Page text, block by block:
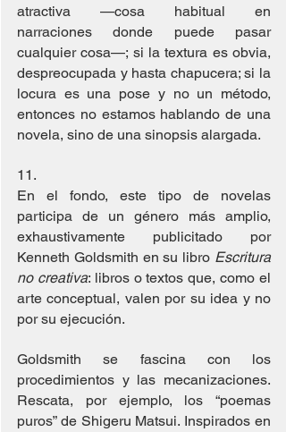
atractiva —cosa habitual en
narraciones donde puede pasar
cualquier cosa—; si la textura es obvia,
despreocupada y hasta chapucera; si la
locura es una pose y no un método,
entonces no estamos hablando de una
novela, sino de una sinopsis alargada.
11.
En el fondo, este tipo de novelas
participa de un género más amplio,
exhaustivamente publicitado por
Kenneth Goldsmith en su libro Escritura
no creativa: libros o textos que, como el
arte conceptual, valen por su idea y no
por su ejecución.
Goldsmith se fascina con los
procedimientos y las mecanizaciones.
Rescata, por ejemplo, los “poemas
puros” de Shigeru Matsui. Inspirados en